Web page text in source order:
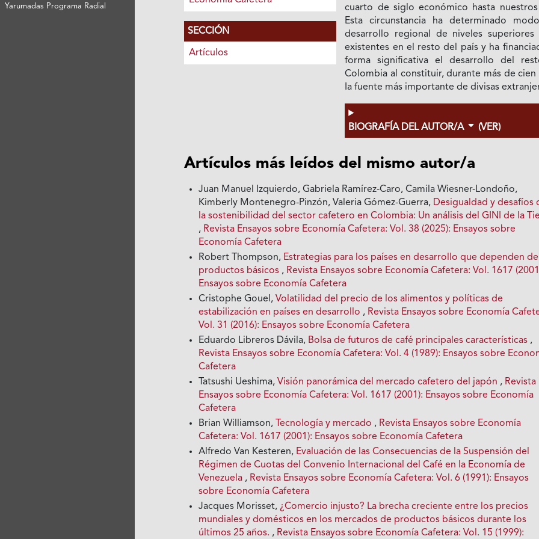
Yarumadas Programa Radial
SECCIÓN
Artículos
cuarto de siglo económico hasta nuestros
Esta circunstancia ha determinado
desarrollo regional de niveles superiores
existentes en el resto del país y ha
forma significativa el desarrollo del
Colombia al constituir, durante más de cien
Ia fuente más importante de divisas
BIOGRAFÍA DEL AUTOR/A (VER)
Artículos más leídos del mismo autor/a
Juan Manuel Izquierdo, Gabriela Ramírez-Caro, Camila Wiesner-Londoño,
Kimberly Montenegro-Pinzón, Valeria Gómez-Guerra, Desigualdad y desafíos
la sostenibilidad del sector cafetero en Colombia: Un análisis del GINI de la
, Revista Ensayos sobre Economía Cafetera: Vol. 38 (2025): Ensayos sobre
Economía Cafetera
Robert Thompson, Estrategias para los países en desarrollo que dependen
productos básicos , Revista Ensayos sobre Economía Cafetera: Vol. 1617
Ensayos sobre Economía Cafetera
Cristophe Gouel,Volatilidad del precio de los alimentos y políticas de
estabilización en países en desarrollo , Revista Ensayos sobre Economía
Vol. 31 (2016): Ensayos sobre Economía Cafetera
Eduardo Libreros Dávila, Bolsa de futuros de café principales características ,
Revista Ensayos sobre Economía Cafetera: Vol. 4 (1989): Ensayos sobre
Cafetera
Tatsushi Ueshima,Visión panorámica del mercado cafetero del japón , Revista
Ensayos sobre Economía Cafetera: Vol. 1617 (2001): Ensayos sobre Economía
Cafetera
Brian Williamson,
Tecnología y mercado , Revista Ensayos sobre Economía
Cafetera: Vol. 1617 (2001): Ensayos sobre Economía Cafetera
Alfredo Van Kesteren, Evaluación de las Consecuencias de la Suspensión del
Régimen de Cuotas del Convenio Internacional del Café en la Economía de
Venezuela , Revista Ensayos sobre Economía Cafetera: Vol. 6 (1991): Ensayos
sobre Economía Cafetera
Jacques Morisset, ¿Comercio injusto? La brecha creciente entre los precios
mundiales y domésticos en los mercados de productos básicos durante los
últimos 25 años. , Revista Ensayos sobre Economía Cafetera: Vol. 15 (1999):